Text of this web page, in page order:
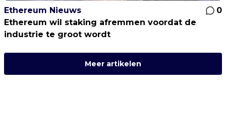
Ethereum Nieuws
0
Ethereum wil staking afremmen voordat de
industrie te groot wordt
Meer artikelen